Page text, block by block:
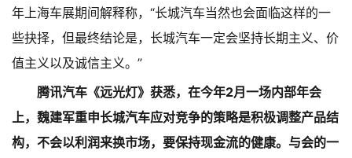
年上海车展期间解释称，“长城汽车当然也会面临这样的一
些抉择，但最终结论是，长城汽车一定会坚持长期主义、价
值主义以及诚信主义。”
腾讯汽车《远光灯》获悉，在今年2月一场内部年会
上，魏建军重申长城汽车应对竞争的策略是积极调整产品结
构，不会以利润来换市场，要保持现金流的健康。与会的一